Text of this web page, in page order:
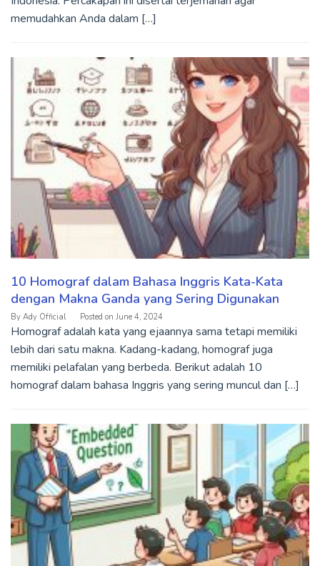
memudahkan Anda dalam […]
10 Homograf dalam Bahasa Inggris Kata-Kata
dengan Makna Ganda yang Sering Digunakan
By Ady Official Posted on June 4, 2024
Homograf adalah kata yang ejaannya sama tetapi memiliki
lebih dari satu makna. Kadang-kadang, homograf juga
memiliki pelafalan yang berbeda. Berikut adalah 10
homograf dalam bahasa Inggris yang sering muncul dan […]